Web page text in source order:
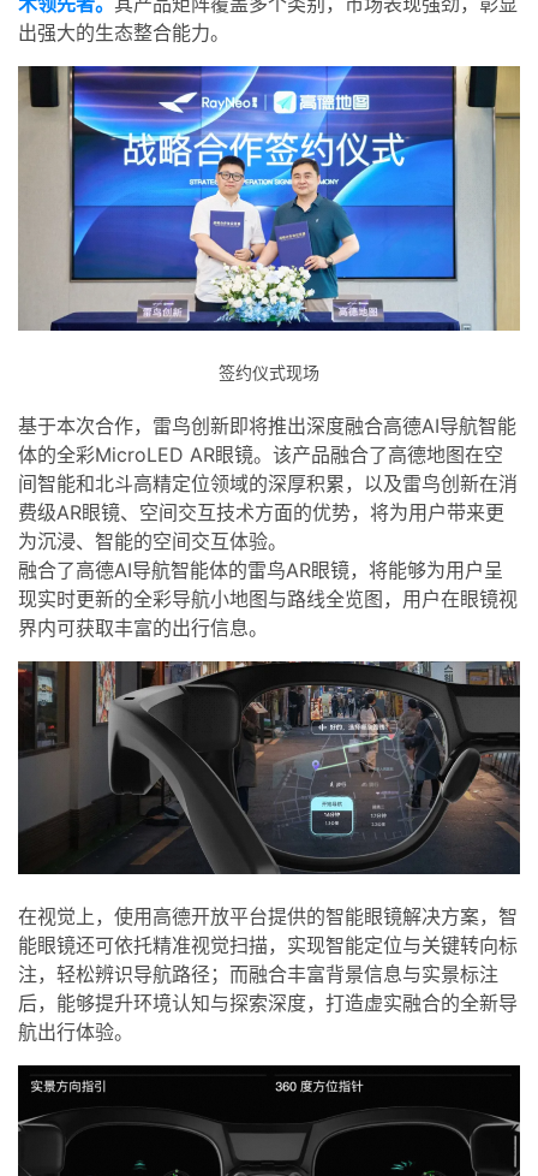
者
学
证
实
验
的
收
藏
支
持
持
建
议
出强大的生态整合能力。
签约仪式现场
基于本次合作，雷鸟创新即将推出深度融合高德AI导航智能
体的全彩MicroLED AR眼镜。该产品融合了高德地图在空
间智能和北斗高精定位领域的深厚积累，以及雷鸟创新在消
费级AR眼镜、空间交互技术方面的优势，将为用户带来更
为沉浸、智能的空间交互体验。
融合了高德AI导航智能体的雷鸟AR眼镜，将能够为用户呈
现实时更新的全彩导航小地图与路线全览图，用户在眼镜视
界内可获取丰富的出行信息。
在视觉上，使用高德开放平台提供的智能眼镜解决方案，智
能眼镜还可依托精准视觉扫描，实现智能定位与关键转向标
注，轻松辨识导航路径；而融合丰富背景信息与实景标注
后，能够提升环境认知与探索深度，打造虚实融合的全新导
航出行体验。